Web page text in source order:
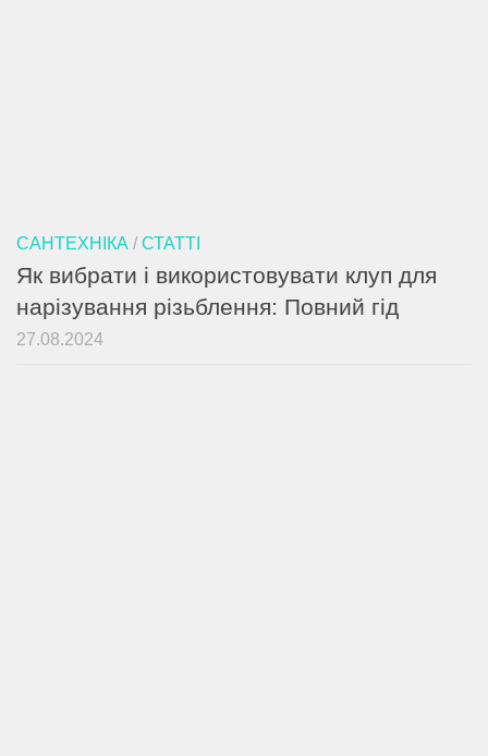
САНТЕХНІКА / СТАТТІ
Як вибрати і використовувати клуп для
нарізування різьблення: Повний гід
27.08.2024